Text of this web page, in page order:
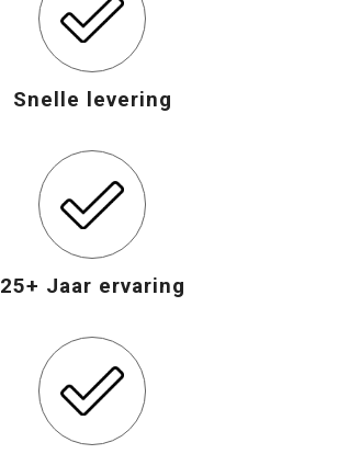
Snelle levering
25+ Jaar ervaring